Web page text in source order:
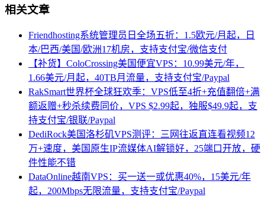
相关文章
Friendhosting系统管理员日全场五折：1.5欧元/月起，日
本/巴西/美国/欧洲17机房，支持支付宝/微信支付
【补货】ColoCrossing美国便宜VPS：10.99美元/年，
1.66美元/月起，40TB月流量，支持支付宝/Paypal
RakSmart世界杯全球狂欢季：VPS低至4折+充值翻倍+满
额返赠+秒杀续费同价，VPS $2.99起，独服$49.9起，支
持支付宝/银联/Paypal
DediRock美国洛杉矶VPS测评：三网往返直连看视频12
万+速度，美国原生IP流媒体AI解锁好，25端口开放，硬
件性能不错
DataOnline越南VPS：买一送一或优惠40%，15美元/年
起，200Mbps无限流量，支持支付宝/Paypal